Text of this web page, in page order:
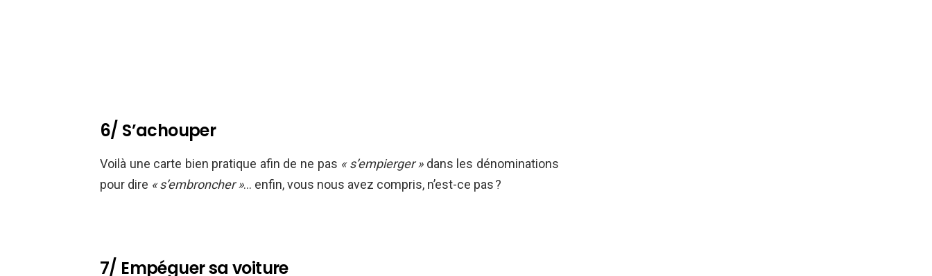
6/ S’achouper
Voilà une carte bien pratique afin de ne pas « s’empierger »dans les dénominations
pour dire « s’embroncher »… enfin, vous nous avez compris, n’est-ce pas ?
7/ Empéguer sa voiture